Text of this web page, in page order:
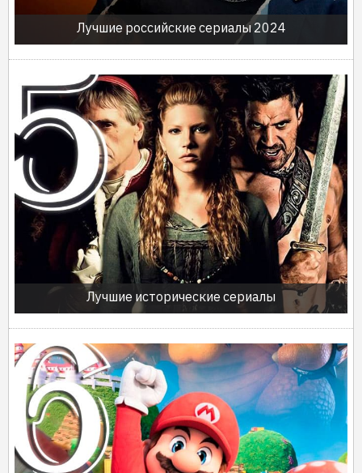
Лучшие российские сериалы 2024
Лучшие исторические сериалы